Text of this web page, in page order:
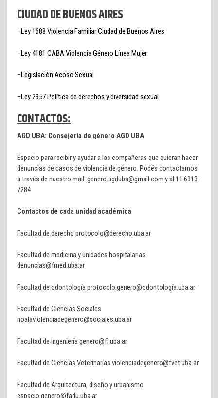
CIUDAD DE BUENOS AIRES
–Ley 1688 Violencia Familiar Ciudad de Buenos Aires
–Ley 4181 CABA Violencia Género Línea Mujer
–Legislación Acoso Sexual
–Ley 2957 Política de derechos y diversidad sexual
CONTACTOS:
AGD UBA: Consejería de género AGD UBA
Espacio para recibir y ayudar a las compañeras que quieran hacer
denuncias de casos de violencia de género. Podés contactarnos
a través de nuestro mail: genero.agduba@gmail.com y al 11 6913-
7284
Contactos de cada unidad académica
Facultad de derecho protocolo@derecho.uba.ar
Facultad de medicina y unidades hospitalarias
denuncias@fmed.uba.ar
Facultad de odontología protocolo.genero@odontología.uba.ar
Facultad de Ciencias Sociales
noalaviolenciadegenero@sociales.uba.ar
Facultad de Ingeniería genero@fi.uba.ar
Facultad de Ciencias Veterinarias violenciadegenero@fvet.uba.ar
Facultad de Arquitectura, diseño y urbanismo
espacio.genero@fadu.uba.ar